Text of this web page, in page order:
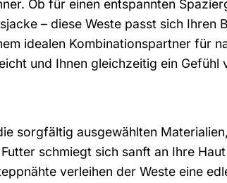
Ob für einen entspannten
– diese Weste passt sich Ihren
idealen Kombinationspartner für
und Ihnen gleichzeitig ein Gefühl
sorgfältig ausgewählten
schmiegt sich sanft an Ihre
verleihen der Weste eine